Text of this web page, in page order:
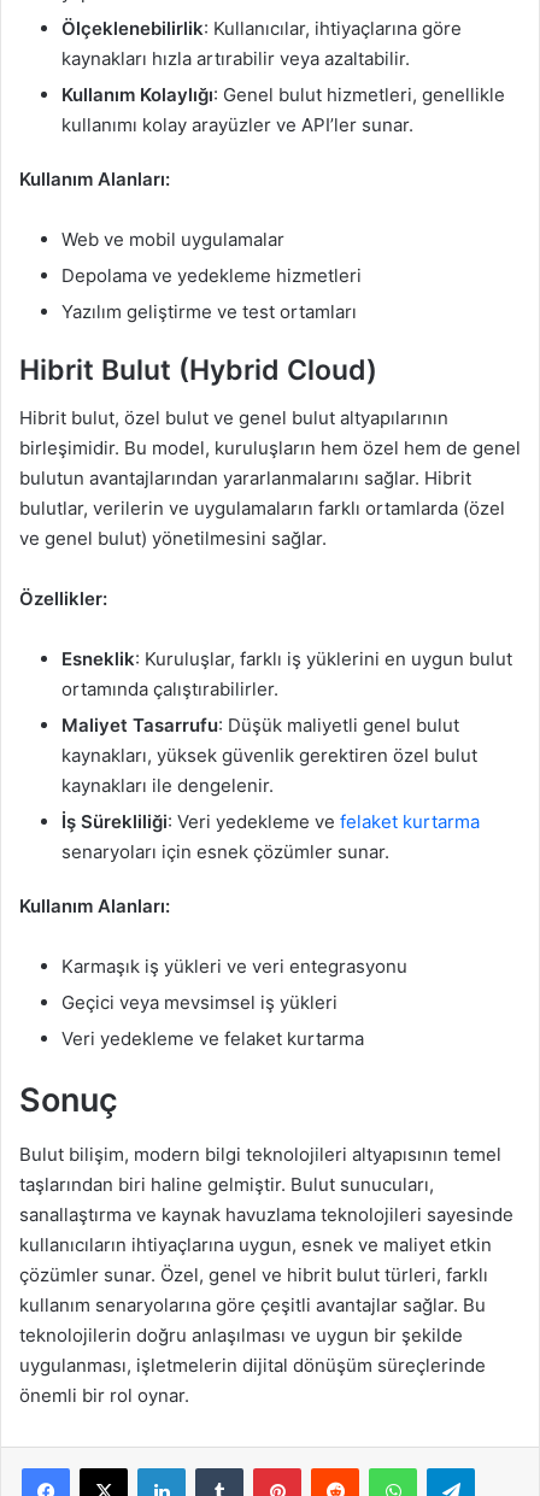
Ölçeklenebilirlik: Kullanıcılar, ihtiyaçlarına göre
kaynakları hızla artırabilir veya azaltabilir.
Kullanım Kolaylığı: Genel bulut hizmetleri, genellikle
kullanımı kolay arayüzler ve API’ler sunar.
Kullanım Alanları:
Web ve mobil uygulamalar
Depolama ve yedekleme hizmetleri
Yazılım geliştirme ve test ortamları
Hibrit Bulut (Hybrid Cloud)
Hibrit bulut, özel bulut ve genel bulut altyapılarının
birleşimidir. Bu model, kuruluşların hem özel hem de genel
bulutun avantajlarından yararlanmalarını sağlar. Hibrit
bulutlar, verilerin ve uygulamaların farklı ortamlarda (özel
ve genel bulut) yönetilmesini sağlar.
Özellikler:
Esneklik: Kuruluşlar, farklı iş yüklerini en uygun bulut
ortamında çalıştırabilirler.
Maliyet Tasarrufu: Düşük maliyetli genel bulut
kaynakları, yüksek güvenlik gerektiren özel bulut
kaynakları ile dengelenir.
İş Sürekliliği: Veri yedekleme ve felaket kurtarma
senaryoları için esnek çözümler sunar.
Kullanım Alanları:
Karmaşık iş yükleri ve veri entegrasyonu
Geçici veya mevsimsel iş yükleri
Veri yedekleme ve felaket kurtarma
Sonuç
Bulut bilişim, modern bilgi teknolojileri altyapısının temel
taşlarından biri haline gelmiştir. Bulut sunucuları,
sanallaştırma ve kaynak havuzlama teknolojileri sayesinde
kullanıcıların ihtiyaçlarına uygun, esnek ve maliyet etkin
çözümler sunar. Özel, genel ve hibrit bulut türleri, farklı
kullanım senaryolarına göre çeşitli avantajlar sağlar. Bu
teknolojilerin doğru anlaşılması ve uygun bir şekilde
uygulanması, işletmelerin dijital dönüşüm süreçlerinde
önemli bir rol oynar.
LinkedInTumblr PinterestReddit WhatsApp